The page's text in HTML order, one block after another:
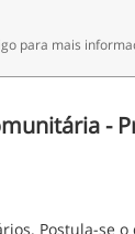
para mais
-
Postula-se o